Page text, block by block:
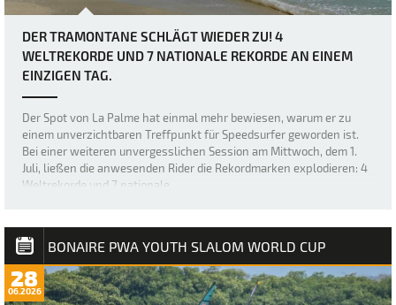
DER TRAMONTANE SCHLÄGT WIEDER ZU! 4
WELTREKORDE UND 7 NATIONALE REKORDE AN EINEM
EINZIGEN TAG.
Der Spot von La Palme hat einmal mehr bewiesen, warum er zu
einem unverzichtbaren Treffpunkt für Speedsurfer geworden ist.
Bei einer weiteren unvergesslichen Session am Mittwoch, dem 1.
Juli, ließen die anwesenden Rider die Rekordmarken explodieren: 4
Weltrekorde und 7 nationale…
BONAIRE PWA YOUTH SLALOM WORLD CUP
28
06.2026